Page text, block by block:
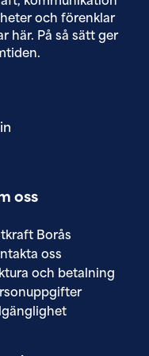
och förenklar
här. På så sätt ger
oss
Borås
oss
och betalning